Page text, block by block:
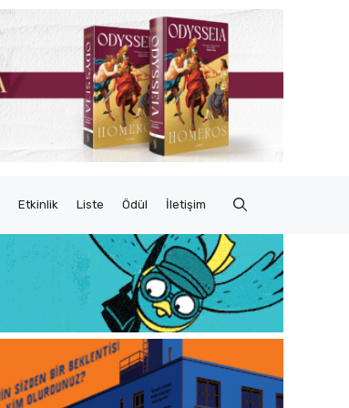
Etkinlik Liste Ödül İletişim